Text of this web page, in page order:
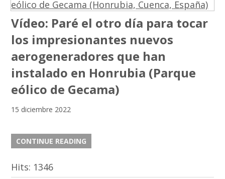
Vídeo: Paré el otro día para tocar
los impresionantes nuevos
aerogeneradores que han
instalado en Honrubia (Parque
eólico de Gecama)
15 diciembre 2022
CONTINUE READING
Hits: 1346